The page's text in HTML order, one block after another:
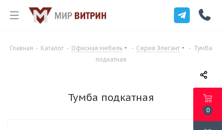
Главная - Каталог - Офисная мебель - Серия Элегант - Тумба
подкатная
Тумба подкатная
0